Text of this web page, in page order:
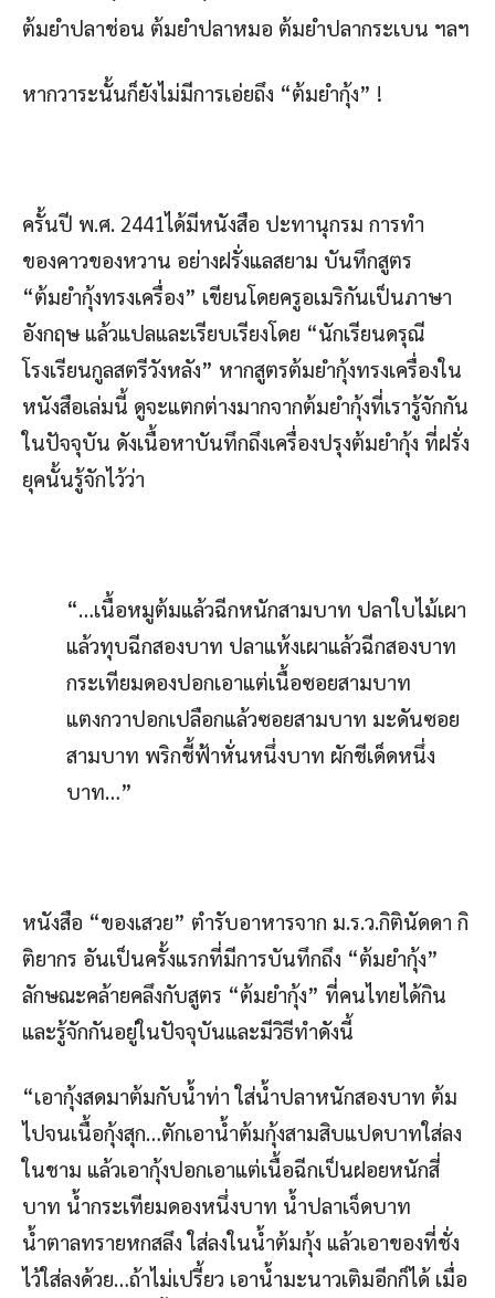
ต้มยำปลาช่อน ต้มยำปลาหมอ ต้มยำปลากระเบน ฯลฯ
หากวาระนั้นก็ยังไม่มีการเอ่ยถึง “ต้มยำกุ้ง” !
ครั้นปี พ.ศ. 2441ได้มีหนังสือ ปะทานุกรม การทำ
ของคาวของหวาน อย่างฝรั่งแลสยาม บันทึกสูตร
“ต้มยำกุ้งทรงเครื่อง” เขียนโดยครูอเมริกันเป็นภาษา
อังกฤษ แล้วแปลและเรียบเรียงโดย “นักเรียนดรุณี
โรงเรียนกูลสตรีวังหลัง” หากสูตรต้มยำกุ้งทรงเครื่องใน
หนังสือเล่มนี้ ดูจะแตกต่างมากจากต้มยำกุ้งที่เรารู้จักกัน
ในปัจจุบัน ดังเนื้อหาบันทึกถึงเครื่องปรุงต้มยำกุ้ง ที่ฝรั่ง
ยุคนั้นรู้จักไว้ว่า
“…เนื้อหมูต้มแล้วฉีกหนักสามบาท ปลาใบไม้เผา
แล้วทุบฉีกสองบาท ปลาแห้งเผาแล้วฉีกสองบาท
กระเทียมดองปอกเอาแต่เนื้อซอยสามบาท
แตงกวาปอกเปลือกแล้วซอยสามบาท มะดันซอย
สามบาท พริกชี้ฟ้าหั่นหนึ่งบาท ผักชีเด็ดหนึ่ง
บาท…”
หนังสือ “ของเสวย” ตำรับอาหารจาก ม.ร.ว.กิตินัดดา กิ
ติยากร อันเป็นครั้งแรกที่มีการบันทึกถึง “ต้มยำกุ้ง”
ลักษณะคล้ายคลึงกับสูตร “ต้มยำกุ้ง” ที่คนไทยได้กิน
และรู้จักกันอยู่ในปัจจุบันและมีวิธีทำดังนี้
“เอากุ้งสดมาต้มกับน้ำท่า ใส่น้ำปลาหนักสองบาท ต้ม
ไปจนเนื้อกุ้งสุก…ตักเอาน้ำต้มกุ้งสามสิบแปดบาทใส่ลง
ในชาม แล้วเอากุ้งปอกเอาแต่เนื้อฉีกเป็นฝอยหนักสี่
บาท น้ำกระเทียมดองหนึ่งบาท น้ำปลาเจ็ดบาท
น้ำตาลทรายหกสลึง ใส่ลงในน้ำต้มกุ้ง แล้วเอาของที่ชั่ง
ไว้ใส่ลงด้วย…ถ้าไม่เปรี้ยว เอาน้ำมะนาวเติมอีกก็ได้ เมื่อ